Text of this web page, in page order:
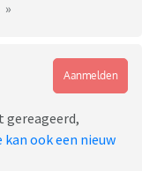
»
Aanmelden
gereageerd,
kan ook een nieuw